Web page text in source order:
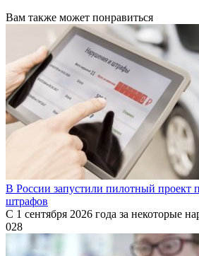
Вам также может понравиться
В России запустили пилотный проект
штрафов
С 1 сентября 2026 года за некоторые
028